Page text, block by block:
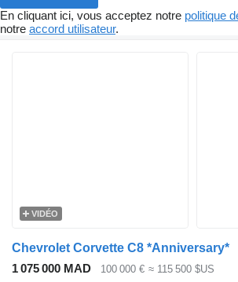
En cliquant ici, vous acceptez notre politique
notre accord utilisateur.
VIDÉO
Chevrolet Corvette C8 *Anniversary*
1 075 000 MAD
100 000 € ≈ 115 500 $US